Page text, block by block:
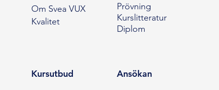
Om Svea VUX
Kvalitet
Prövning
Kurslitteratur
Diplom
Kursutbud Ansökan